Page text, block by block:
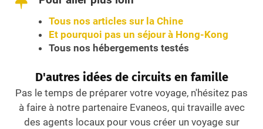
Tous nos articles sur la Chine
Et pourquoi pas un séjour à Hong-Kong
Tous nos hébergements testés
D'autres idées de circuits en famille
Pas le temps de préparer votre voyage, n'hésitez pas
à faire à notre partenaire Evaneos, qui travaille avec
des agents locaux pour vous créer un voyage sur